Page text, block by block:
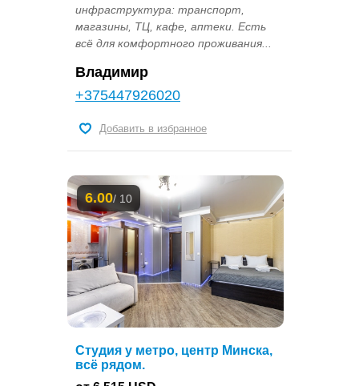
инфраструктура: транспорт,
магазины, ТЦ, кафе, аптеки. Есть
всё для комфортного проживания...
Владимир
+375447926020
Добавить в избранное
6.00/ 10
Студия у метро, центр Минска,
всё рядом.